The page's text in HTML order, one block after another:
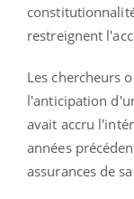
restreignent
Les chercheurs
l'anticipation
avait accru
années
assurances de